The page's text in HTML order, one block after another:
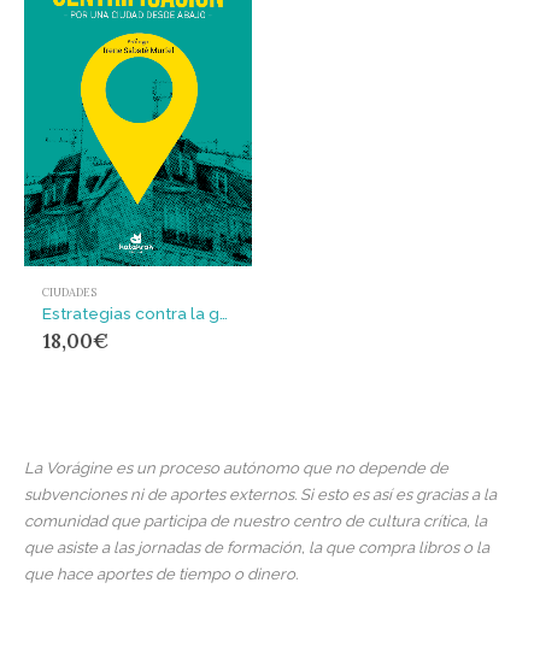
CIUDADES
18,00€
La Vorágine es un proceso autónomo que no depende de
subvenciones ni de aportes externos. Si esto es así es gracias a la
comunidad que participa de nuestro centro de cultura crítica, la
que asiste a las jornadas de formación, la que compra libros o la
que hace aportes de tiempo o dinero.